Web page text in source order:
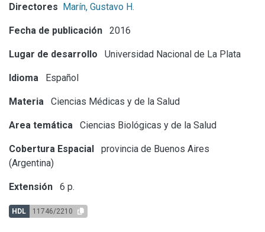
Directores Marín, Gustavo H.
Fecha de publicación 2016
Lugar de desarrollo Universidad Nacional de La Plata
Idioma Español
Materia Ciencias Médicas y de la Salud
Area temática Ciencias Biológicas y de la Salud
Cobertura Espacial
provincia de Buenos Aires
(Argentina)
Extensión 6 p.
HDL 11746/2210